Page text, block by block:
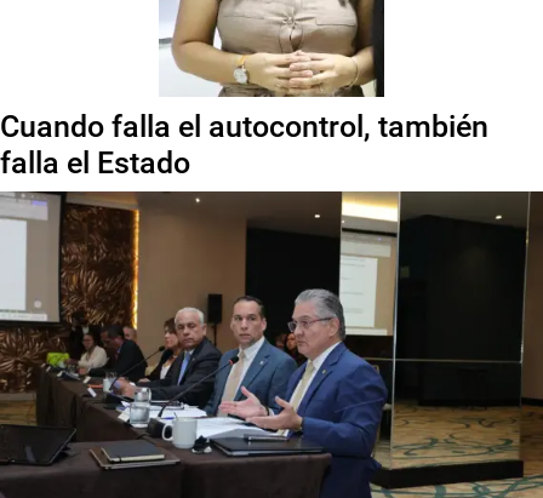
Cuando falla el autocontrol, también
falla el Estado